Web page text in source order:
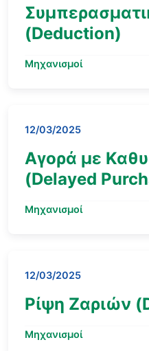
(Deduction)
Μηχανισμοί
12/03/2025
Αγορά με
(Delayed
Μηχανισμοί
12/03/2025
Ρίψη Ζαριών
Μηχανισμοί